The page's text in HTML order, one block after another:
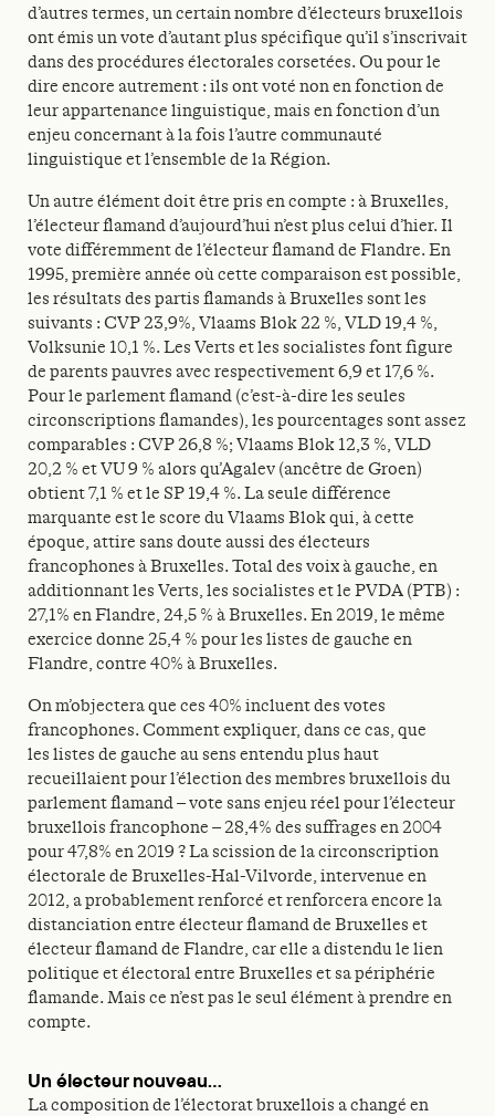
d’autres termes, un certain nombre d’électeurs bruxellois
ont émis un vote d’autant plus spécifique qu’il s’inscrivait
dans des procédures électorales corsetées. Ou pour le
dire encore autrement : ils ont voté non en fonction de
leur appartenance linguistique, mais en fonction d’un
enjeu concernant à la fois l’autre communauté
linguistique et l’ensemble de la Région.
Un autre élément doit être pris en compte : à Bruxelles,
l’électeur flamand d’aujourd’hui n’est plus celui d’hier. Il
vote différemment de l’électeur flamand de Flandre. En
1995, première année où cette comparaison est possible,
les résultats des partis flamands à Bruxelles sont les
suivants : CVP 23,9%, Vlaams Blok 22 %, VLD 19,4 %,
Volksunie 10,1 %. Les Verts et les socialistes font figure
de parents pauvres avec respectivement 6,9 et 17,6 %.
Pour le parlement flamand (c’est-à-dire les seules
circonscriptions flamandes), les pourcentages sont assez
comparables : CVP 26,8 %; Vlaams Blok 12,3 %, VLD
20,2 % et VU 9 % alors qu’Agalev (ancêtre de Groen)
obtient 7,1 % et le SP 19,4 %. La seule différence
marquante est le score du Vlaams Blok qui, à cette
époque, attire sans doute aussi des électeurs
francophones à Bruxelles. Total des voix à gauche, en
additionnant les Verts, les socialistes et le PVDA (PTB) :
27,1% en Flandre, 24,5 % à Bruxelles. En 2019, le même
exercice donne 25,4 % pour les listes de gauche en
Flandre, contre 40% à Bruxelles.
On m’objectera que ces 40% incluent des votes
francophones. Comment expliquer, dans ce cas, que
les listes de gauche au sens entendu plus haut
recueillaient pour l’élection des membres bruxellois du
parlement flamand – vote sans enjeu réel pour l’électeur
bruxellois francophone – 28,4% des suffrages en 2004
pour 47,8% en 2019 ? La scission de la circonscription
électorale de Bruxelles-Hal-Vilvorde, intervenue en
2012, a probablement renforcé et renforcera encore la
distanciation entre électeur flamand de Bruxelles et
électeur flamand de Flandre, car elle a distendu le lien
politique et électoral entre Bruxelles et sa périphérie
flamande. Mais ce n’est pas le seul élément à prendre en
compte.
Un électeur nouveau…
La composition de l’électorat bruxellois a changé en